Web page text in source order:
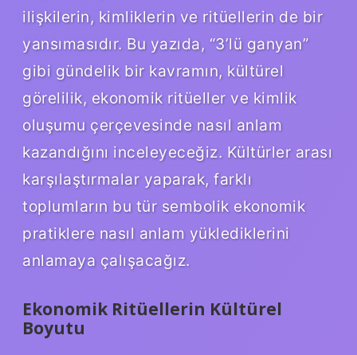
ilişkilerin, kimliklerin ve ritüellerin de bir
yansımasıdır. Bu yazıda, “3’lü ganyan”
gibi gündelik bir kavramın, kültürel
görelilik, ekonomik ritüeller ve kimlik
oluşumu çerçevesinde nasıl anlam
kazandığını inceleyeceğiz. Kültürler arası
karşılaştırmalar yaparak, farklı
toplumların bu tür sembolik ekonomik
pratiklere nasıl anlam yüklediklerini
anlamaya çalışacağız.
Ekonomik Ritüellerin Kültürel
Boyutu